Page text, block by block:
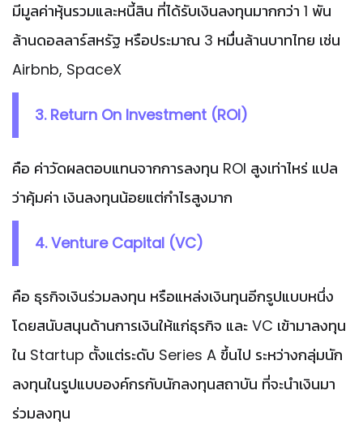
มีมูลค่าหุ้นรวมและหนี้สิน ที่ได้รับเงินลงทุนมากกว่า 1 พัน
ล้านดอลลาร์สหรัฐ หรือประมาณ 3 หมื่นล้านบาทไทย เช่น
Airbnb, SpaceX
3. Return On Investment (ROI)
คือ ค่าวัดผลตอบแทนจากการลงทุน ROI สูงเท่าไหร่ แปล
ว่าคุ้มค่า เงินลงทุนน้อยแต่กำไรสูงมาก
4. Venture Capital (VC)
คือ ธุรกิจเงินร่วมลงทุน หรือแหล่งเงินทุนอีกรูปแบบหนึ่ง
โดยสนับสนุนด้านการเงินให้แก่ธุรกิจ และ VC เข้ามาลงทุน
ใน Startup ตั้งแต่ระดับ Series A ขึ้นไป ระหว่างกลุ่มนัก
ลงทุนในรูปแบบองค์กรกับนักลงทุนสถาบัน ที่จะนำเงินมา
ร่วมลงทุน